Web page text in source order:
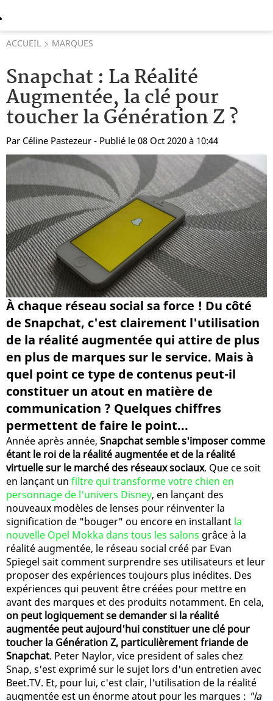
ACCUEIL MARQUES
Snapchat : La Réalité
Augmentée, la clé pour
toucher la Génération Z ?
Par Céline Pastezeur - Publié le 08 Oct 2020 à 10:44
À chaque réseau social sa force ! Du côté
de Snapchat, c'est clairement l'utilisation
de la réalité augmentée qui attire de plus
en plus de marques sur le service. Mais à
quel point ce type de contenus peut-il
constituer un atout en matière de
communication ? Quelques chiffres
permettent de faire le point...
Année après année, Snapchat semble s'imposer comme
étant le roi de la réalité augmentée et de la réalité
virtuelle sur le marché des réseaux sociaux. Que ce soit
en lançant un filtre qui transforme votre chien en
personnage de l'univers Disney, en lançant des
nouveaux modèles de lenses pour réinventer la
signification de "bouger" ou encore en installant la
nouvelle Opel Mokka dans tous les salons grâce à la
réalité augmentée, le réseau social créé par Evan
Spiegel sait comment surprendre ses utilisateurs et leur
proposer des expériences toujours plus inédites. Des
expériences qui peuvent être créées pour mettre en
avant des marques et des produits notamment. En cela,
on peut logiquement se demander si la réalité
augmentée peut aujourd'hui constituer une clé pour
toucher la Génération Z, particulièrement friande de
Snapchat. Peter Naylor, vice president of sales chez
Snap, s'est exprimé sur le sujet lors d'un entretien avec
Beet.TV. Et, pour lui, c'est clair, l'utilisation de la réalité
augmentée est un énorme atout pour les marques : "la